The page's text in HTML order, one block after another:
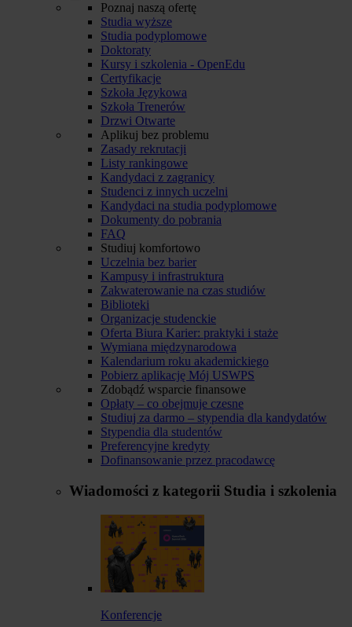
Poznaj naszą ofertę
Studia wyższe
Studia podyplomowe
Doktoraty
Kursy i szkolenia - OpenEdu
Certyfikacje
Szkoła Językowa
Szkoła Trenerów
Drzwi Otwarte
Aplikuj bez problemu
Zasady rekrutacji
Listy rankingowe
Kandydaci z zagranicy
Studenci z innych uczelni
Kandydaci na studia podyplomowe
Dokumenty do pobrania
FAQ
Studiuj komfortowo
Uczelnia bez barier
Kampusy i infrastruktura
Zakwaterowanie na czas studiów
Biblioteki
Organizacje studenckie
Oferta Biura Karier: praktyki i staże
Wymiana międzynarodowa
Kalendarium roku akademickiego
Pobierz aplikację Mój USWPS
Zdobądź wsparcie finansowe
Opłaty – co obejmuje czesne
Studiuj za darmo – stypendia dla kandydatów
Stypendia dla studentów
Preferencyjne kredyty
Dofinansowanie przez pracodawcę
Wiadomości z kategorii Studia i szkolenia
Konferencje